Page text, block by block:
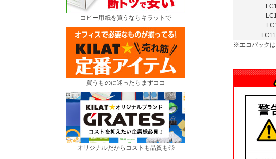
コピー用紙を買うならキラットで
買うものに迷ったらまずココ
オリジナルだからコストも品質も◎
※エコパックは